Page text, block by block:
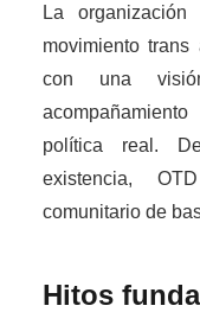
La
movimiento
con una
política real.
existencia,
comunitario de
Hitos